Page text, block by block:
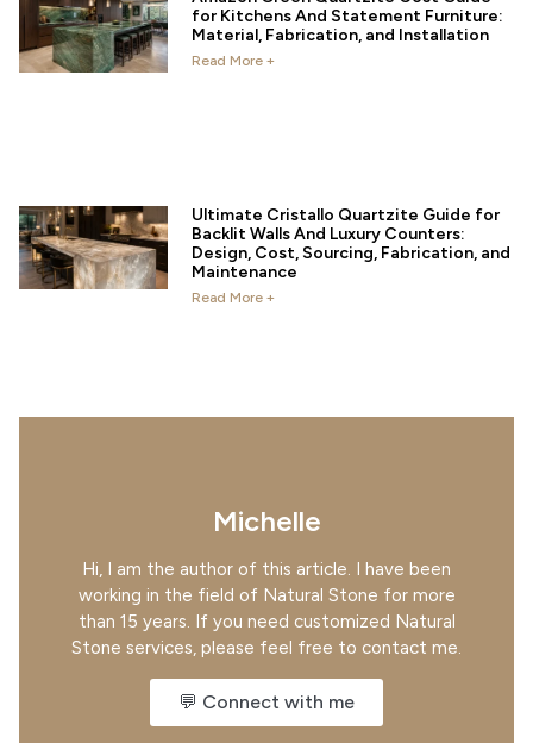
for Kitchens And Statement Furniture:
Material, Fabrication, and Installation
Read More +
Ultimate Cristallo Quartzite Guide for
Backlit Walls And Luxury Counters:
Design, Cost, Sourcing, Fabrication, and
Maintenance
Read More +
Michelle
Hi, I am the author of this article. I have been
working in the field of Natural Stone for more
than 15 years. If you need customized Natural
Stone services, please feel free to contact me.
💬 Connect with me